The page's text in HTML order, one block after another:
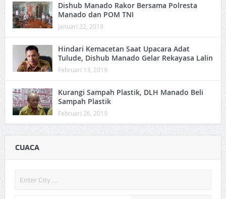
Dishub Manado Rakor Bersama Polresta
Manado dan POM TNI
Januari 22, 2019
Hindari Kemacetan Saat Upacara Adat
Tulude, Dishub Manado Gelar Rekayasa Lalin
Februari 13, 2019
Kurangi Sampah Plastik, DLH Manado Beli
Sampah Plastik
Februari 26, 2019
CUACA